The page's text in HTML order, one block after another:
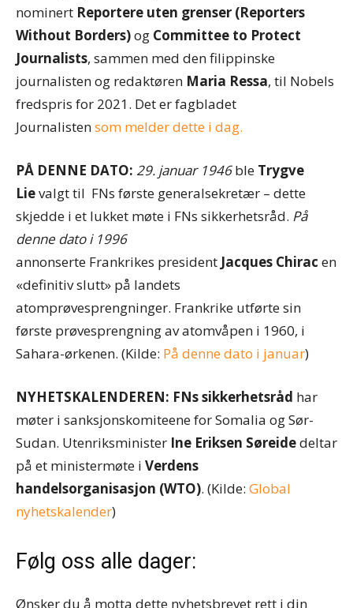
nominert Reportere uten grenser (Reporters
Without Borders)og Committee to Protect
Journalists, sammen med den filippinske
journalisten og redaktøren Maria Ressa, til Nobels
fredspris for 2021. Det er fagbladet
Journalistensom melder dette i dag.
PÅ DENNE DATO: 29. januar 1946ble Trygve
Lievalgt til FNs første generalsekretær – dette
skjedde i et lukket møte i FNs sikkerhetsråd. På
denne dato i 1996
annonserte Frankrikes president Jacques Chirac en
«definitiv slutt» på landets
atomprøvesprengninger. Frankrike utførte sin
første prøvesprengning av atomvåpen i 1960, i
Sahara-ørkenen. (Kilde: På denne dato i januar)
NYHETSKALENDEREN: FNs sikkerhetsråd har
møter i sanksjonskomiteene for Somalia og Sør-
Sudan. Utenriksminister Ine Eriksen Søreidedeltar
på et ministermøte i Verdens
handelsorganisasjon (WTO). (Kilde: Global
nyhetskalender)
Følg oss alle dager:
Ønsker du å motta dette nyhetsbrevet rett i din